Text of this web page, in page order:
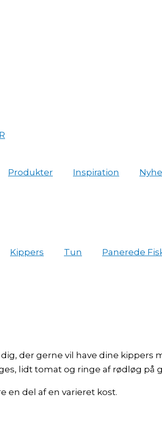
Produkter Inspiration
Kippers Tun Panerede
der gerne vil have dine kippers
lidt tomat og ringe af rødløg på
en del af en varieret kost.